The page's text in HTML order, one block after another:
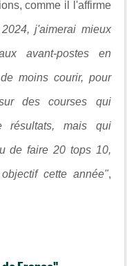
comme il l'affirme
j'aimerai mieux
avant-postes en
moins courir, pour
des courses qui
résultats, mais qui
de faire 20 tops 10,
cette année",